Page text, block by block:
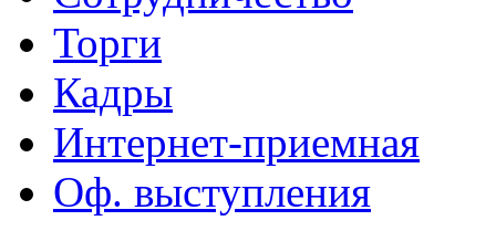
Торги
Кадры
Интернет-приемная
Оф. выступления